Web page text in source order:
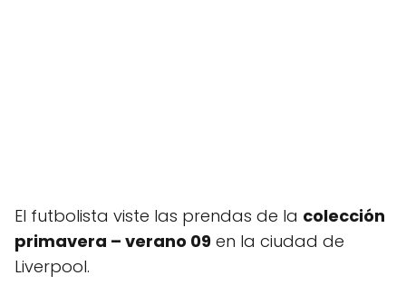
El futbolista viste las prendas de la colección
primavera – verano 09 en la ciudad de
Liverpool.